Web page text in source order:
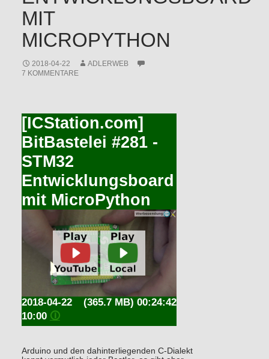
MIT
MICROPYTHON
2018-04-22
ADLERWEB
7 KOMMENTARE
[ICStation.com]
BitBastelei #281 -
STM32
Entwicklungsboard
mit MicroPython
(365.7 MB) 00:24:42
2018-04-22
10:00 🛈
Arduino und den dahinterliegenden C-Dialekt